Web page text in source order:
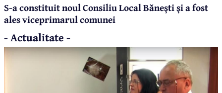
S-a constituit noul Consiliu Local Bănești și a fost
ales viceprimarul comunei
- Actualitate -